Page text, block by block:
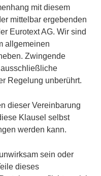
mit diesem
mittelbar ergebenden
Eurotext AG. Wir sind
allgemeinen
Zwingende
Regelung unberührt.
dieser Vereinbarung
Klausel selbst
werden kann.
sein oder
dieses